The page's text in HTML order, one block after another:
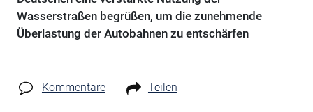
Wasserstraßen begrüßen, um die zunehmende
Überlastung der Autobahnen zu entschärfen
Kommentare Teilen